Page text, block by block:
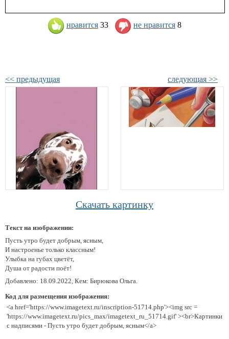
нравится 33 не нравится 8
<< предыдущая следующая >>
Скачать картинку
Текст на изображении:
Пусть утро будет добрым, ясным,
И настроенье только классным!
Улыбка на губах цветёт,
Душа от радости поёт!
Добавлено: 18.09.2022, Кем: Бирюкова Ольга.
Код для размещения изображения:
<a href='https://www.imagetext.ru/inscription-51714.php'><img src =
'https://www.imagetext.ru/pics_max/imagetext_ru_51714.gif' ><br>Картинки
с надписями - Пусть утро будет добрым, ясным</a>